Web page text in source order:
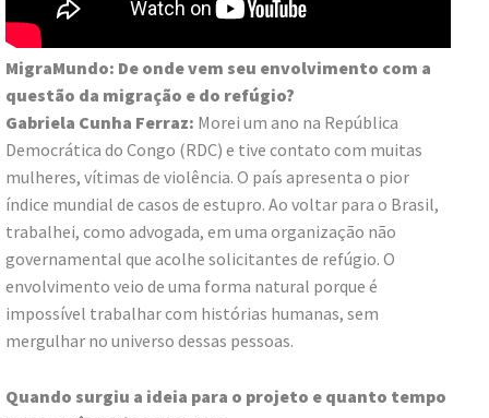
MigraMundo: De onde vem seu envolvimento com a
questão da migração e do refúgio?
Gabriela Cunha Ferraz: Morei um ano na República
Democrática do Congo (RDC) e tive contato com muitas
mulheres, vítimas de violência. O país apresenta o pior
índice mundial de casos de estupro. Ao voltar para o Brasil,
trabalhei, como advogada, em uma organização não
governamental que acolhe solicitantes de refúgio. O
envolvimento veio de uma forma natural porque é
impossível trabalhar com histórias humanas, sem
mergulhar no universo dessas pessoas.
Quando surgiu a ideia para o projeto e quanto tempo